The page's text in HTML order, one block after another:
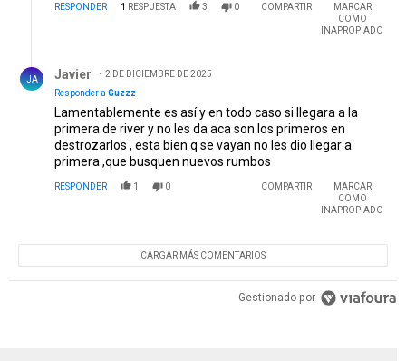
RESPONDER 1 RESPUESTA 3 0 COMPARTIR
MARCAR
COMO
INAPROPIADO
JA Javier
2 DE DICIEMBRE DE 2025
Responder a Guzzz
Lamentablemente es así y en todo caso si llegara a la
primera de river y no les da aca son los primeros en
destrozarlos , esta bien q se vayan no les dio llegar a
primera ,que busquen nuevos rumbos
RESPONDER 1 0 COMPARTIR
MARCAR
COMO
INAPROPIADO
CARGAR MÁS COMENTARIOS
Gestionado por